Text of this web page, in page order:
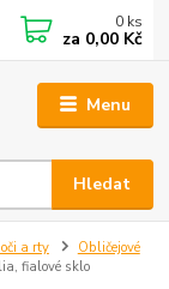
Menu
Hledat
0 ks
za 0,00 Kč
a rty
Obličejové
fialové sklo